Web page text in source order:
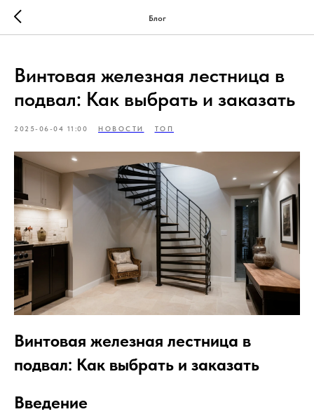
Блог
Винтовая железная лестница в
подвал: Как выбрать и заказать
2025-06-04 11:00 НОВОСТИ ТОП
Винтовая железная лестница в
подвал: Как выбрать и заказать
Введение